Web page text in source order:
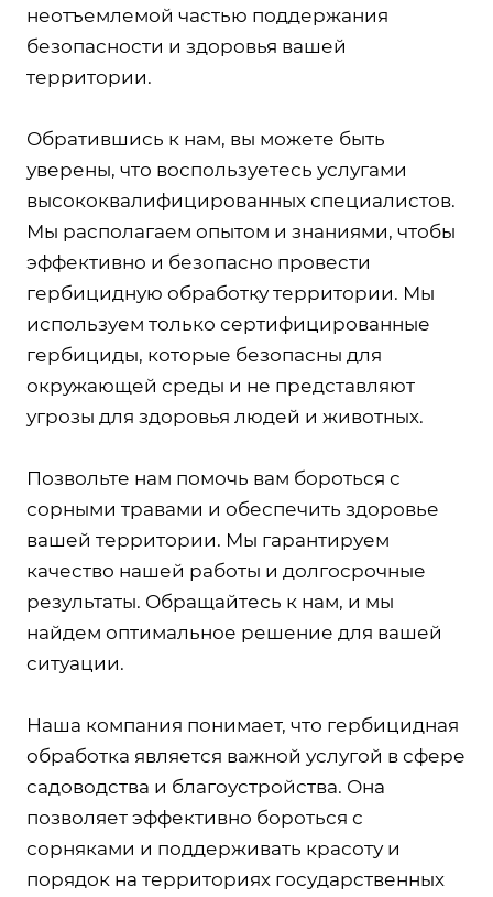
неотъемлемой частью поддержания
безопасности и здоровья вашей
территории.
Обратившись к нам, вы можете быть
уверены, что воспользуетесь услугами
высококвалифицированных специалистов.
Мы располагаем опытом и знаниями, чтобы
эффективно и безопасно провести
гербицидную обработку территории. Мы
используем только сертифицированные
гербициды, которые безопасны для
окружающей среды и не представляют
угрозы для здоровья людей и животных.
Позвольте нам помочь вам бороться с
сорными травами и обеспечить здоровье
вашей территории. Мы гарантируем
качество нашей работы и долгосрочные
результаты. Обращайтесь к нам, и мы
найдем оптимальное решение для вашей
ситуации.
Наша компания понимает, что гербицидная
обработка является важной услугой в сфере
садоводства и благоустройства. Она
позволяет эффективно бороться с
сорняками и поддерживать красоту и
порядок на территориях государственных